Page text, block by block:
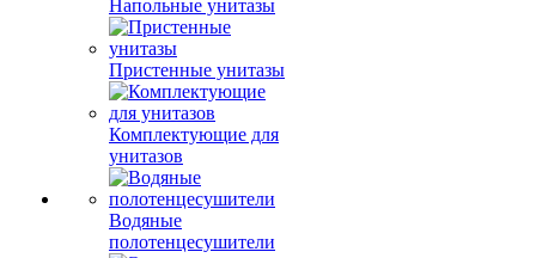
Напольные унитазы
Пристенные унитазы
Комплектующие для
унитазов
Водяные
полотенцесушители